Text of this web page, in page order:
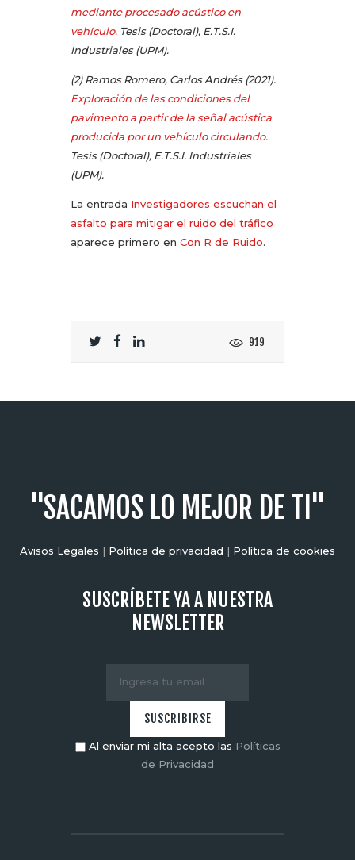
mediante procesado acústico en
vehículo. Tesis (Doctoral), E.T.S.I.
Industriales (UPM).
(2) Ramos Romero, Carlos Andrés (2021).
Exploración de las condiciones del
pavimento a partir de la señal acústica
producida por un vehículo circulando.
Tesis (Doctoral), E.T.S.I. Industriales
(UPM).
La entrada Investigadores escuchan el
asfalto para mitigar el ruido del tráfico
aparece primero en Con R de Ruido.
919
"SACAMOS LO MEJOR DE TI"
Avisos Legales | Política de privacidad | Política de cookies
SUSCRÍBETE YA A NUESTRA
NEWSLETTER
Al enviar mi alta acepto las Políticas
de Privacidad